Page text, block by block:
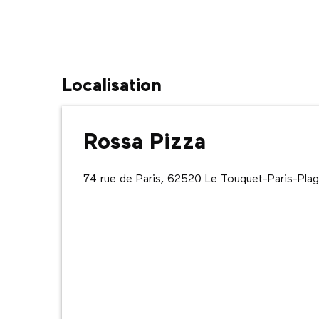
Localisation
Rossa Pizza
74 rue de Paris, 62520 Le Touquet-Paris-